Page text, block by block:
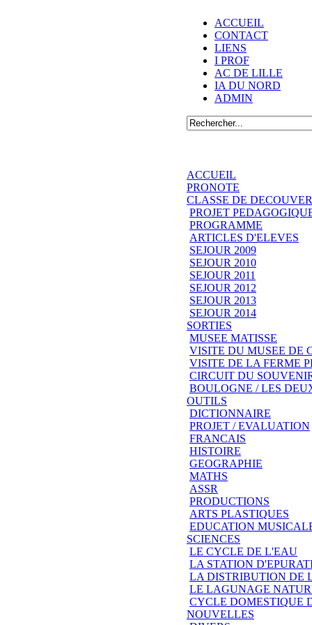
ACCUEIL
CONTACT
LIENS
I PROF
AC DE LILLE
IA DU NORD
ADMIN
ACCUEIL
PRONOTE
CLASSE DE
PROJET
PROGRAMME
ARTICLES D'ELEVES
SEJOUR 2009
SEJOUR 2010
SEJOUR 2011
SEJOUR 2012
SEJOUR 2013
SEJOUR 2014
SORTIES
MUSEE MATISSE
VISITE DU MUSEE DE
VISITE DE LA FERME
CIRCUIT DU
BOULOGNE / LES
OUTILS
DICTIONNAIRE
PROJET / EVALUATION
FRANCAIS
HISTOIRE
GEOGRAPHIE
MATHS
ASSR
PRODUCTIONS
ARTS PLASTIQUES
EDUCATION
SCIENCES
LE CYCLE DE L'EAU
LA STATION
LA DISTRIBUTION DE
LE LAGUNAGE
CYCLE DOMESTIQUE
NOUVELLES